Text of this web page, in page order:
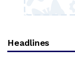
Headlines